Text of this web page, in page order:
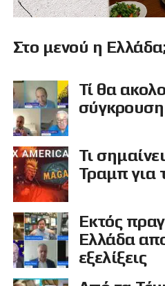
Στο μενού η
Τί θα
σύγκρουση
Τι
Τραμπ για
Εκτός
Ελλάδα
εξελίξεις